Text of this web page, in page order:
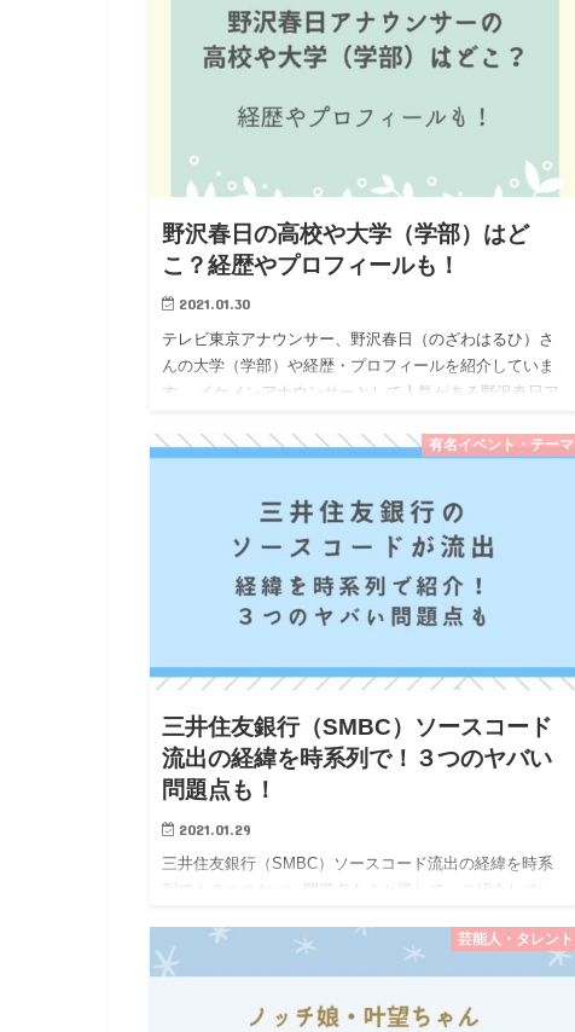
野沢春日の高校や大学（学部）はど
こ？経歴やプロフィールも！
2021.01.30
テレビ東京アナウンサー、野沢春日（のざわはるひ）さ
んの大学（学部）や経歴・プロフィールを紹介していま
す。 イケメンアナウンサーとして人気がある野沢春日ア
選手との恋の噂…
有名イベント・テーマ
三井住友銀行（SMBC）ソースコード
流出の経緯を時系列で！３つのヤバい
問題点も！
2021.01.29
三井住友銀行（SMBC）ソースコード流出の経緯を時系
列で！３つのヤバい問題点も！と題して、ご紹介してい
ードの一部が、オンラインサービスGitHubに無断で公開
されてし…
芸能人・タレント